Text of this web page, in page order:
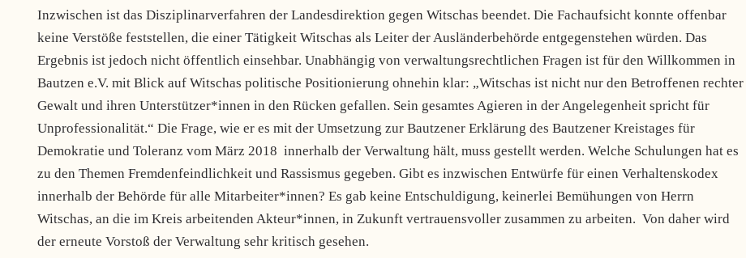
Inzwischen ist das Disziplinarverfahren der Landesdirektion gegen Witschas beendet. Die Fachaufsicht konnte offenbar
keine Verstöße feststellen, die einer Tätigkeit Witschas als Leiter der Ausländerbehörde entgegenstehen würden. Das
Ergebnis ist jedoch nicht öffentlich einsehbar. Unabhängig von verwaltungsrechtlichen Fragen ist für den Willkommen in
Bautzen e.V. mit Blick auf Witschas politische Positionierung ohnehin klar: „Witschas ist nicht nur den Betroffenen rechter
Gewalt und ihren Unterstützer*innen in den Rücken gefallen. Sein gesamtes Agieren in der Angelegenheit spricht für
Unprofessionalität.“ Die Frage, wie er es mit der Umsetzung zur Bautzener Erklärung des Bautzener Kreistages für
Demokratie und Toleranz vom März 2018 innerhalb der Verwaltung hält, muss gestellt werden. Welche Schulungen hat es
zu den Themen Fremdenfeindlichkeit und Rassismus gegeben. Gibt es inzwischen Entwürfe für einen Verhaltenskodex
innerhalb der Behörde für alle Mitarbeiter*innen? Es gab keine Entschuldigung, keinerlei Bemühungen von Herrn
Witschas, an die im Kreis arbeitenden Akteur*innen, in Zukunft vertrauensvoller zusammen zu arbeiten. Von daher wird
der erneute Vorstoß der Verwaltung sehr kritisch gesehen.